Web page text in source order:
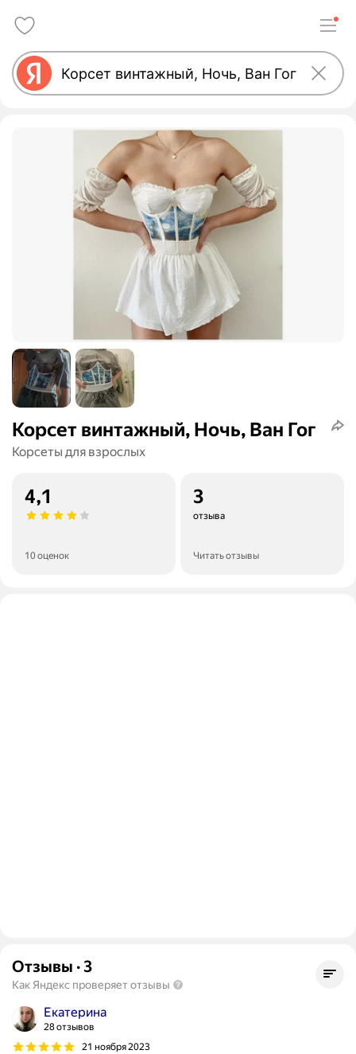
Корсет винтажный, Ночь, Ван Гог
Корсеты для взрослых
4,1
10 оценок
3
отзыва
Читать отзывы
Отзывы · 3
Как Яндекс проверяет отзывы
Екатерина
28 отзывов
21 ноября 2023